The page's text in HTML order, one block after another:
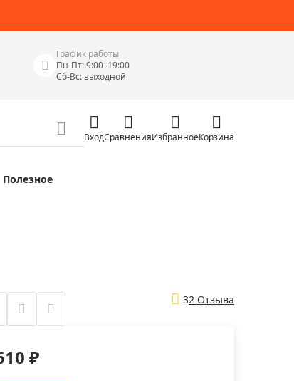
График работы
Пн-Пт: 9:00–19:00
Сб-Вс: выходной
Измерительные инструменты
Приборы неразрушающего контроля
Приборы теплового контроля
ВходСравненияИзбранноеКорзина
Полезное
32 Отзыва
₽